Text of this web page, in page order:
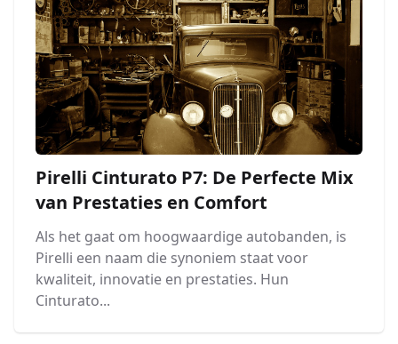
Pirelli Cinturato P7: De Perfecte Mix
van Prestaties en Comfort
Als het gaat om hoogwaardige autobanden, is
Pirelli een naam die synoniem staat voor
kwaliteit, innovatie en prestaties. Hun
Cinturato...